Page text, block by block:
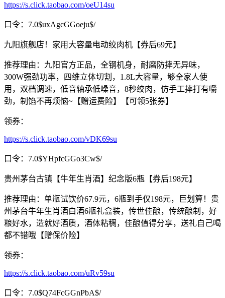
https://s.click.taobao.com/oeU14su
口令：7.0$uxAgcGGoeju$/
九阳旗舰店！家用大容量电动绞肉机【券后69元】
推荐理由：九阳官方正品，全钢机身，耐磨防摔无异味，
300W强劲功率，四维立体切割，1.8L大容量，够全家人使
用，双档调速，低音轴承低噪音，8秒绞肉，仿手工摔打有嚼
劲，制馅不再烦恼~【赠运费险】【可领5张券】
领券：
https://s.click.taobao.com/vDK69su
口令：7.0$YHpfcGGo3Cw$/
贵州茅台古镇【牛年生肖酒】纪念版6瓶【券后198元】
推荐理由：单瓶试饮价67.9元，6瓶到手仅198元，巨划算！贵
州茅台牛年生肖酒白酒6瓶礼盒装，传世佳酿，传统酿制，好
粮好水，造就好酒质，酒体粘稠，佳酿值得分享，送礼自己喝
都不错哦【赠保价险】
领券：
https://s.click.taobao.com/uRv59su
口令：7.0$Q74FcGGnPbA$/